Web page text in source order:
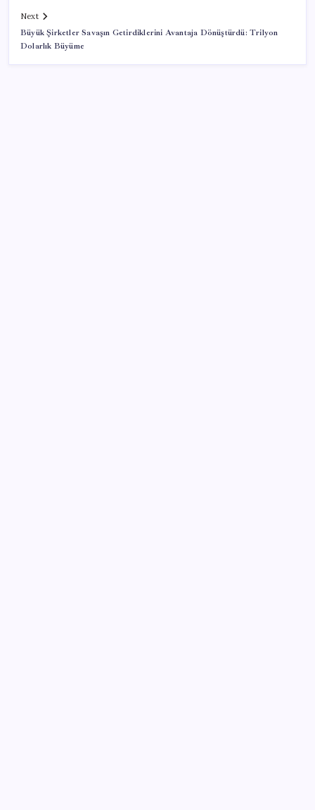
Next
Büyük Şirketler Savaşın Getirdiklerini Avantaja Dönüştürdü: Trilyon
Dolarlık Büyüme